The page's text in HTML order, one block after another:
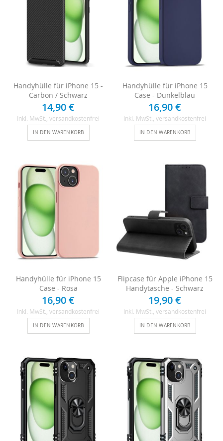
Handyhülle für iPhone 15 -
Carbon / Schwarz
14,90 €
Inkl. MwSt. , versandkostenfrei
IN DEN WARENKORB
Handyhülle für iPhone 15
Case - Dunkelblau
16,90 €
Inkl. MwSt. , versandkostenfrei
IN DEN WARENKORB
Handyhülle für iPhone 15
Case - Rosa
16,90 €
Inkl. MwSt., versandkostenfrei
IN DEN WARENKORB
Flipcase für Apple iPhone 15
Handytasche - Schwarz
19,90 €
Inkl. MwSt., versandkostenfrei
IN DEN WARENKORB